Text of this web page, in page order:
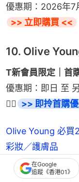
優惠期：2026年7
>> 立即購買 <<
10. Olive
T新會員限定｜首
優惠期：即日 至
👉🏻
>> 即拎首購
Olive Young 必買
彩妝／護膚品
在Google
追蹤《香港01》